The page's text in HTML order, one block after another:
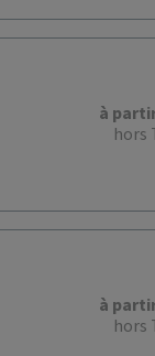
à
hors
à
hors